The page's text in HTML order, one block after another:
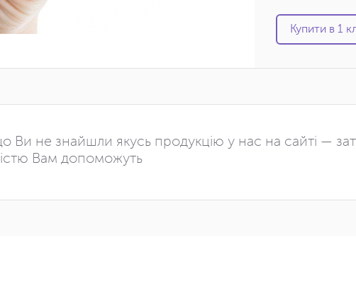
Купити в 1
Ви не знайшли якусь продукцію у нас на сайті —
Вам допоможуть